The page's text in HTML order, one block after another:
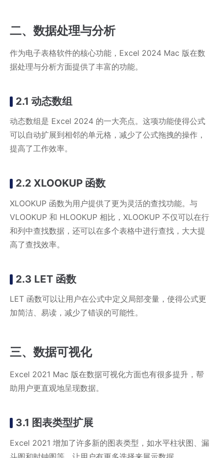
二、数据处理与分析
作为电子表格软件的核心功能，Excel 2024 Mac 版在数
据处理与分析方面提供了丰富的功能。
2.1 动态数组
动态数组是 Excel 2024 的一大亮点。这项功能使得公式
可以自动扩展到相邻的单元格，减少了公式拖拽的操作，
提高了工作效率。
2.2 XLOOKUP 函数
XLOOKUP 函数为用户提供了更为灵活的查找功能。与
VLOOKUP 和 HLOOKUP 相比，XLOOKUP 不仅可以在行
和列中查找数据，还可以在多个表格中进行查找，大大提
高了查找效率。
2.3 LET 函数
LET 函数可以让用户在公式中定义局部变量，使得公式更
加简洁、易读，减少了错误的可能性。
三、数据可视化
Excel 2021 Mac 版在数据可视化方面也有很多提升，帮
助用户更直观地呈现数据。
3.1 图表类型扩展
Excel 2021 增加了许多新的图表类型，如水平柱状图、漏